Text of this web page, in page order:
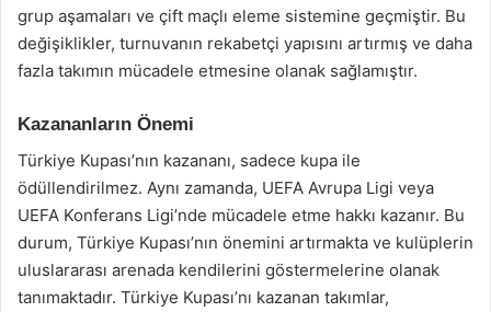
grup aşamaları ve çift maçlı eleme sistemine geçmiştir. Bu
değişiklikler, turnuvanın rekabetçi yapısını artırmış ve daha
fazla takımın mücadele etmesine olanak sağlamıştır.
Kazananların Önemi
Türkiye Kupası’nın kazananı, sadece kupa ile
ödüllendirilmez. Aynı zamanda, UEFA Avrupa Ligi veya
UEFA Konferans Ligi’nde mücadele etme hakkı kazanır. Bu
durum, Türkiye Kupası’nın önemini artırmakta ve kulüplerin
uluslararası arenada kendilerini göstermelerine olanak
tanımaktadır. Türkiye Kupası’nı kazanan takımlar,